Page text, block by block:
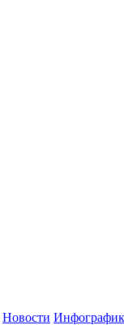
Новости